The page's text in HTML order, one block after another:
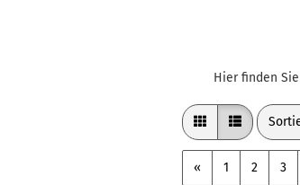
Hier finden
« 1 2 3